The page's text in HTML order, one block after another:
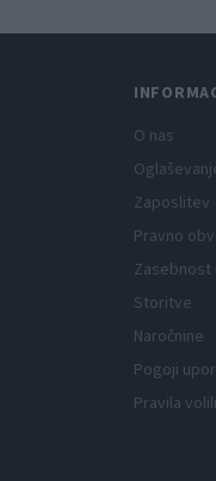
O nas
Zaposlitev
Pravno
Zasebnost
Storitve
Naročnine
Pogoji
Pravila